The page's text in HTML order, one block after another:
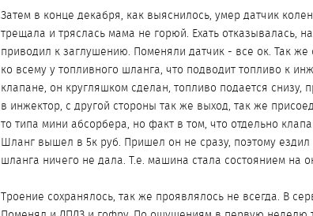
Затем в конце декабря, как выяснилось, умер датчик
трещала и тряслась мама не горюй. Ехать отказывалась,
приводил к заглушению. Поменяли датчик - все ок. Так же
ко всему у топливного шланга, что подводит топливо к
клапане, он кругляшком сделан, топливо подается снизу,
в инжектор, с другой стороны так же выход, так же
то типа мини абсорбера, но факт в том, что отдельно
Шланг вышел в 5к руб. Пришел он не сразу, поэтому
шланга ничего не дала. Т.е. машина стала состоянием на
Троение сохранялось, так же проявлялось не всегда. В